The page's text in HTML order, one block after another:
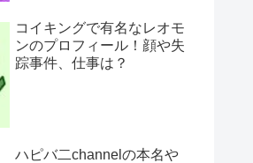
コイキングで有名なレオモ
ンのプロフィール！顔や失
踪事件、仕事は？
ハピバ二channelの本名や